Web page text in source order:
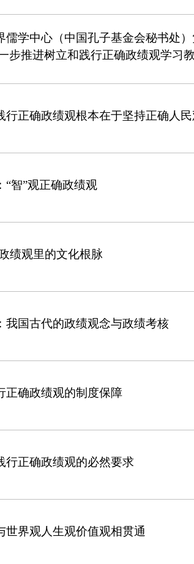
儒学中心（中国孔子基金会秘书处
步推进树立和践行正确政绩观学习
行正确政绩观根本在于坚持正确人
“智”观正确政绩观
绩观里的文化根脉
我国古代的政绩观念与政绩考核
正确政绩观的制度保障
行正确政绩观的必然要求
世界观人生观价值观相贯通